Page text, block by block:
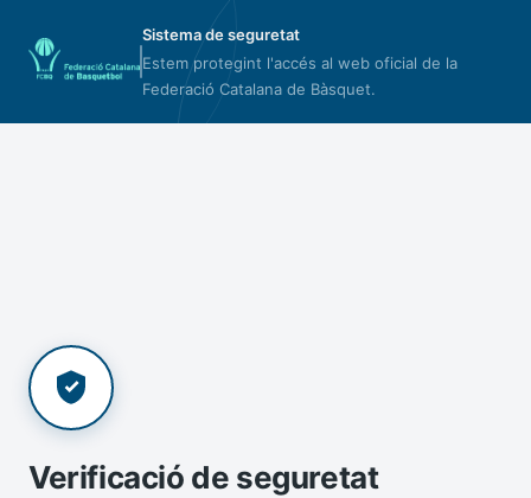
Sistema de seguretat
Estem protegint l'accés al web oficial de la
Federació Catalana de Bàsquet.
Verificació de seguretat